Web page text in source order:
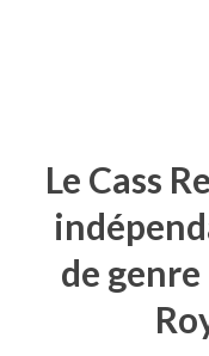
Le Cass
de